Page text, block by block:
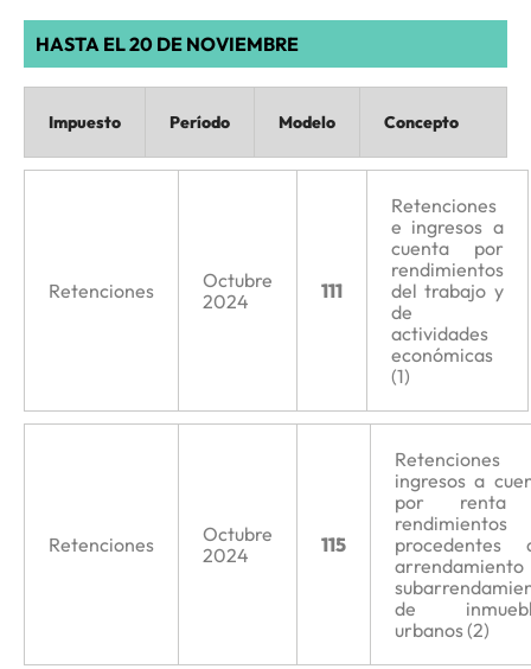
HASTA EL 20 DE NOVIEMBRE
Impuesto Período Modelo Concepto
Retenciones
Octubre
2024
111
Retenciones
e ingresos a
cuenta por
rendimientos
del trabajo y
de
actividades
económicas
(1)
Retenciones
Octubre
2024
115
ingresos a
por renta
rendimientos
procedentes
de
urbanos (2)